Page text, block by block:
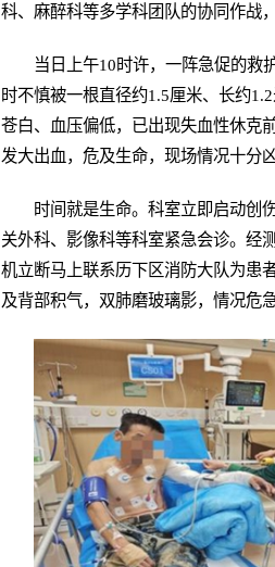
科、麻醉科等多学科团队的协同作战
当日上午10时许，一阵急促的救
时不慎被一根直径约1.5厘米、长约
苍白、血压偏低，已出现失血性休克
发大出血，危及生命，现场情况十分凶
时间就是生命。科室立即启动创
关外科、影像科等科室紧急会诊。经
机立断马上联系历下区消防大队为患
及背部积气，双肺磨玻璃影，情况危急